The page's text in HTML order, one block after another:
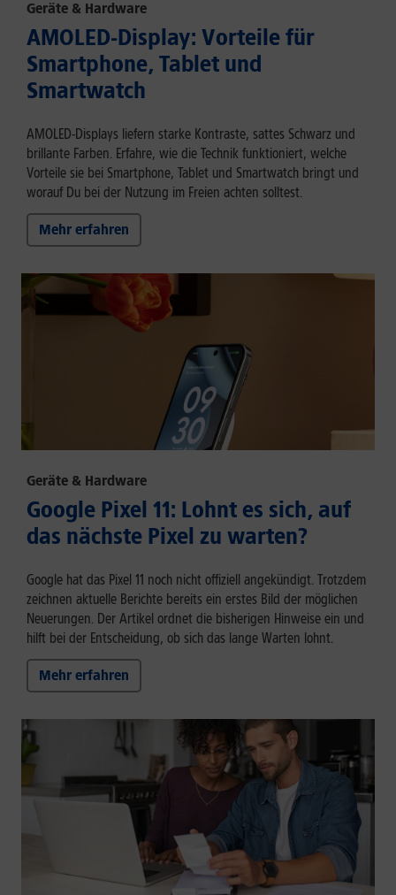
Geräte & Hardware
AMOLED-Display: Vorteile für
Smartphone, Tablet und
Smartwatch
AMOLED-Displays liefern starke Kontraste, sattes Schwarz und
brillante Farben. Erfahre, wie die Technik funktioniert, welche
Vorteile sie bei Smartphone, Tablet und Smartwatch bringt und
worauf Du bei der Nutzung im Freien achten solltest.
Mehr erfahren
Geräte & Hardware
Google Pixel 11: Lohnt es sich, auf
das nächste Pixel zu warten?
Google hat das Pixel 11 noch nicht offiziell angekündigt. Trotzdem
zeichnen aktuelle Berichte bereits ein erstes Bild der möglichen
Neuerungen. Der Artikel ordnet die bisherigen Hinweise ein und
hilft bei der Entscheidung, ob sich das lange Warten lohnt.
Mehr erfahren